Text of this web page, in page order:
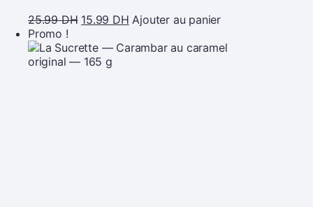
25.99DH 15.99 DH Ajouter au panier
Promo !